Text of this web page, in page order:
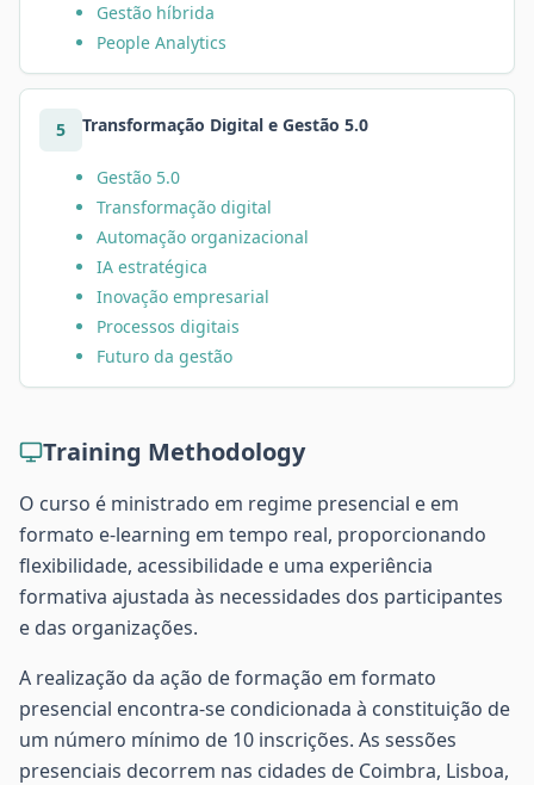
Gestão híbrida
People Analytics
5 Transformação Digital e Gestão 5.0
Gestão 5.0
Transformação digital
Automação organizacional
IA estratégica
Inovação empresarial
Processos digitais
Futuro da gestão
Training Methodology
O curso é ministrado em regime presencial e em
formato e-learning em tempo real, proporcionando
flexibilidade, acessibilidade e uma experiência
formativa ajustada às necessidades dos participantes
e das organizações.
A realização da ação de formação em formato
presencial encontra-se condicionada à constituição de
um número mínimo de 10 inscrições. As sessões
presenciais decorrem nas cidades de Coimbra, Lisboa,